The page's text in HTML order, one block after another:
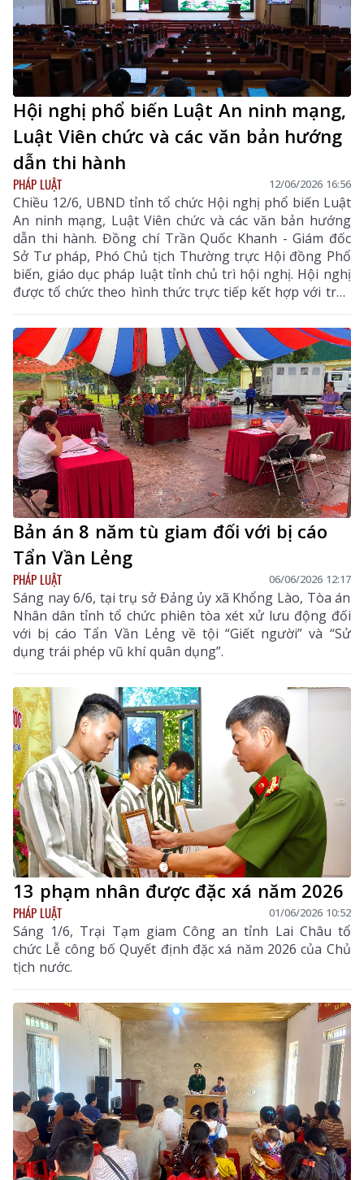
Hội nghị phổ biến Luật An ninh mạng,
Luật Viên chức và các văn bản hướng
dẫn thi hành
PHÁP LUẬT 12/06/2026 16:56
Chiều 12/6, UBND tỉnh tổ chức Hội nghị phổ biến Luật
An ninh mạng, Luật Viên chức và các văn bản hướng
dẫn thi hành. Đồng chí Trần Quốc Khanh - Giám đốc
Sở Tư pháp, Phó Chủ tịch Thường trực Hội đồng Phổ
biến, giáo dục pháp luật tỉnh chủ trì hội nghị. Hội nghị
được tổ chức theo hình thức trực tiếp kết hợp với trực
tuyến kết nối đến điểm cầu các xã, phường trong tỉnh.
Bản án 8 năm tù giam đối với bị cáo
Tẩn Vần Lẻng
PHÁP LUẬT 06/06/2026 12:17
Sáng nay 6/6, tại trụ sở Đảng ủy xã Khổng Lào, Tòa án
Nhân dân tỉnh tổ chức phiên tòa xét xử lưu động đối
với bị cáo Tẩn Vần Lẻng về tội “Giết người” và “Sử
dụng trái phép vũ khí quân dụng”.
13 phạm nhân được đặc xá năm 2026
PHÁP LUẬT 01/06/2026 10:52
Sáng 1/6, Trại Tạm giam Công an tỉnh Lai Châu tổ
chức Lễ công bố Quyết định đặc xá năm 2026 của Chủ
tịch nước.